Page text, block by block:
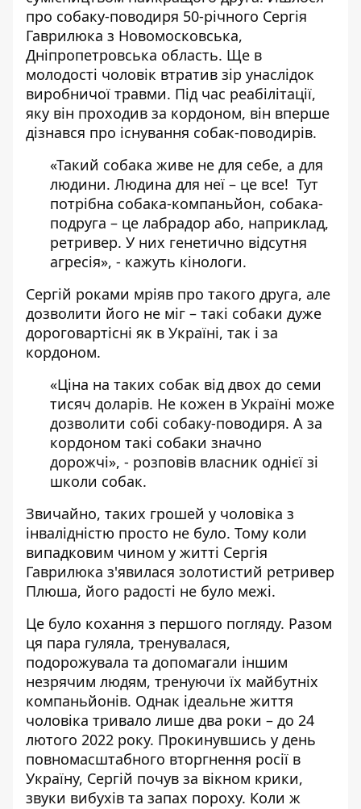
про собаку-поводиря 50-річного Сергія
Гаврилюка з Новомосковська,
Дніпропетровська область. Ще в
молодості чоловік втратив зір унаслідок
виробничої травми. Під час реабілітації,
яку він проходив за кордоном, він вперше
дізнався про існування собак-поводирів.
«Такий собака живе не для себе, а для
людини. Людина для неї – це все! Тут
потрібна собака-компаньйон, собака-
подруга – це лабрадор або, наприклад,
ретривер. У них генетично відсутня
агресія», - кажуть кінологи.
Сергій роками мріяв про такого друга, але
дозволити його не міг – такі собаки дуже
дороговартісні як в Україні, так і за
кордоном.
«Ціна на таких собак від двох до семи
тисяч доларів. Не кожен в Україні може
дозволити собі собаку-поводиря. А за
кордоном такі собаки значно
дорожчі», - розповів власник однієї зі
школи собак.
Звичайно, таких грошей у чоловіка з
інвалідністю просто не було. Тому коли
випадковим чином у житті Сергія
Гаврилюка з'явилася золотистий ретривер
Плюша, його радості не було межі.
Це було кохання з першого погляду. Разом
ця пара гуляла, тренувалася,
подорожувала та допомагали іншим
незрячим людям, тренуючи їх майбутніх
компаньйонів. Однак ідеальне життя
чоловіка тривало лише два роки – до 24
лютого 2022 року. Прокинувшись у день
повномасштабного вторгнення росії в
Україну, Сергій почув за вікном крики,
звуки вибухів та запах пороху. Коли ж